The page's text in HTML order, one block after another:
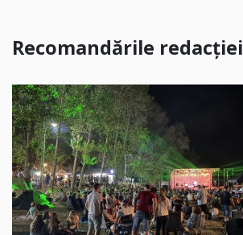
Recomandările redacției